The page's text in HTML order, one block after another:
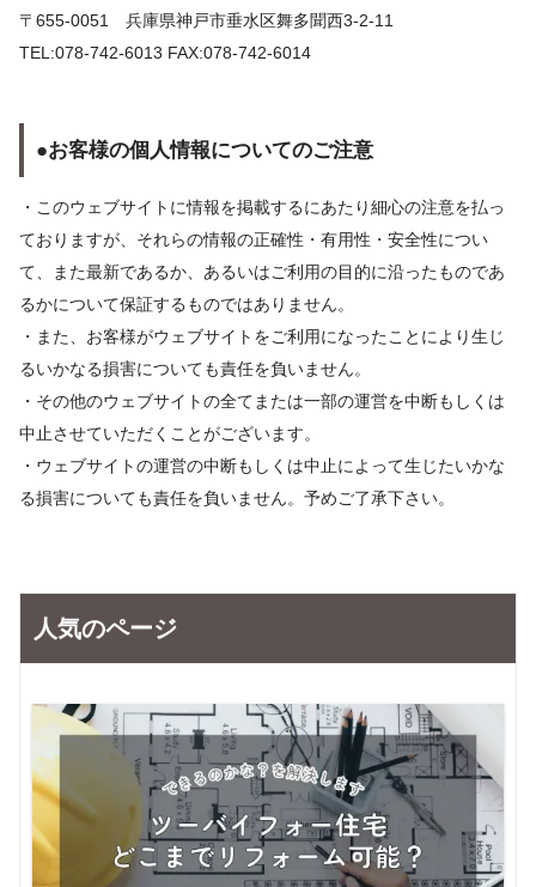
〒655-0051 兵庫県神戸市垂水区舞多聞西3-2-11
TEL:078-742-6013 FAX:078-742-6014
●お客様の個人情報についてのご注意
・このウェブサイトに情報を掲載するにあたり細心の注意を払っ
ておりますが、それらの情報の正確性・有用性・安全性につい
て、また最新であるか、あるいはご利用の目的に沿ったものであ
るかについて保証するものではありません。
・また、お客様がウェブサイトをご利用になったことにより生じ
るいかなる損害についても責任を負いません。
・その他のウェブサイトの全てまたは一部の運営を中断もしくは
中止させていただくことがございます。
・ウェブサイトの運営の中断もしくは中止によって生じたいかな
る損害についても責任を負いません。予めご了承下さい。
人気のページ